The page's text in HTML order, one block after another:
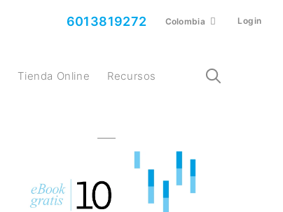
6013819272 Colombia Login
Tienda Online Recursos